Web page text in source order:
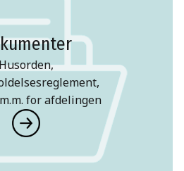
for afdelingen